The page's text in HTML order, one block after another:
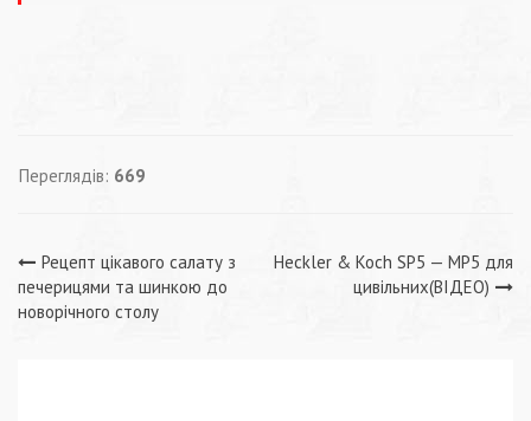
Переглядів: 669
Навігація
записів
Рецепт цікавого салату з
печерицями та шинкою до
новорічного столу
Heckler & Koch SP5 — MP5 для
цивільних(ВІДЕО)